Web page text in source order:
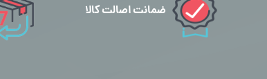
ضمانت اصالت کالا